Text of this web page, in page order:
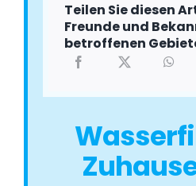
Teilen Sie diesen
Freunde und
betroffenen